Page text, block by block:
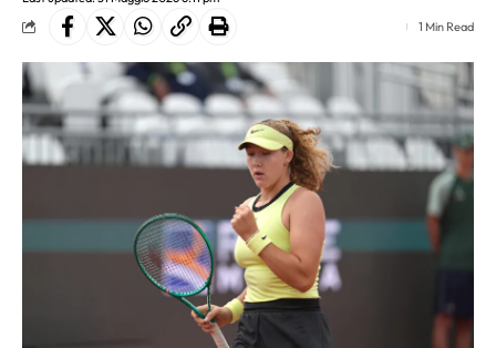
1 Min Read